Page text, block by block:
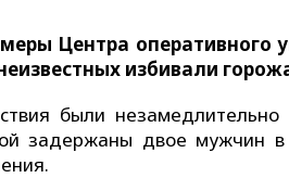
Центра оперативного
избивали
были незамедлительно
задержаны двое мужчин